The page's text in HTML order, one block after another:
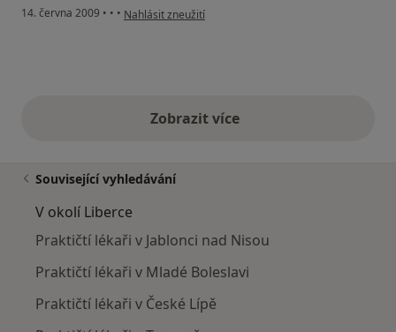
14. června 2009 • • • podle názoru uživatele Eva
Nahlásit zneužití
Zobrazit vícevýše uvedené názory
Související vyhledávání
V okolí Liberce
Praktičtí lékaři v Jablonci nad Nisou
Praktičtí lékaři v Mladé Boleslavi
Praktičtí lékaři v České Lípě